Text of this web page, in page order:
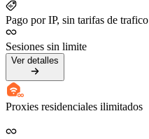
Pago por IP, sin tarifas de trafico
Sesiones sin limite
Ver detalles
Proxies residenciales ilimitados